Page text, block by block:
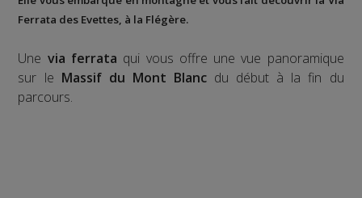
Ferrata des Evettes, à la Flégère.
Une via ferrata qui vous offre une vue panoramique
sur le Massif du Mont Blancdu début à la fin du
parcours.